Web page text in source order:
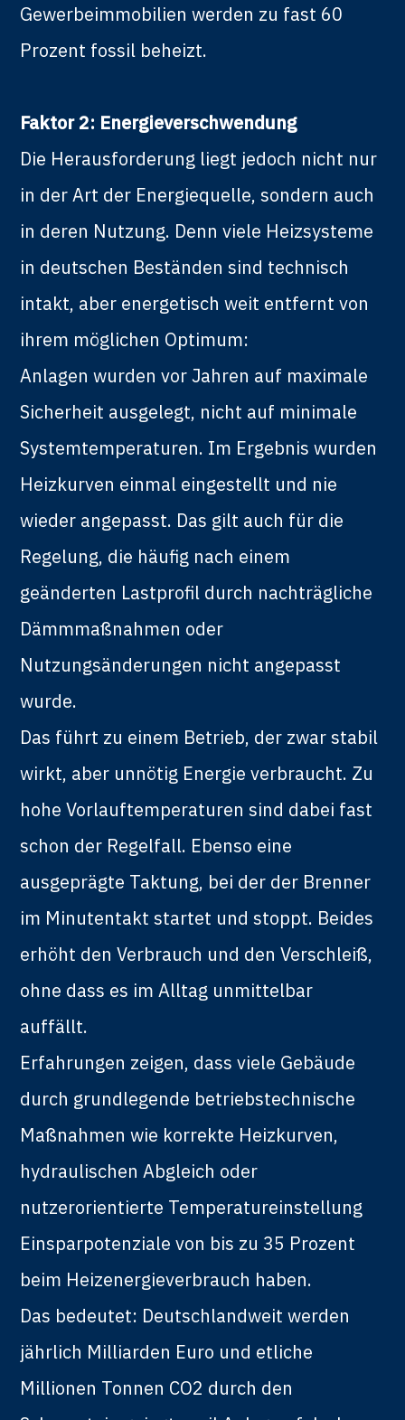
Gewerbeimmobilien werden zu fast 60
Prozent fossil beheizt.
Faktor 2: Energieverschwendung
Die Herausforderung liegt jedoch nicht nur
in der Art der Energiequelle, sondern auch
in deren Nutzung. Denn viele Heizsysteme
in deutschen Beständen sind technisch
intakt, aber energetisch weit entfernt von
ihrem möglichen Optimum:
Anlagen wurden vor Jahren auf maximale
Sicherheit ausgelegt, nicht auf minimale
Systemtemperaturen. Im Ergebnis wurden
Heizkurven einmal eingestellt und nie
wieder angepasst. Das gilt auch für die
Regelung, die häufig nach einem
geänderten Lastprofil durch nachträgliche
Dämmmaßnahmen oder
Nutzungsänderungen nicht angepasst
wurde.
Das führt zu einem Betrieb, der zwar stabil
wirkt, aber unnötig Energie verbraucht. Zu
hohe Vorlauftemperaturen sind dabei fast
schon der Regelfall. Ebenso eine
ausgeprägte Taktung, bei der der Brenner
im Minutentakt startet und stoppt. Beides
erhöht den Verbrauch und den Verschleiß,
ohne dass es im Alltag unmittelbar
auffällt.
Erfahrungen zeigen, dass viele Gebäude
durch grundlegende betriebstechnische
Maßnahmen wie korrekte Heizkurven,
hydraulischen Abgleich oder
nutzerorientierte Temperatureinstellung
Einsparpotenziale von bis zu 35 Prozent
beim Heizenergieverbrauch haben.
Das bedeutet: Deutschlandweit werden
jährlich Milliarden Euro und etliche
Millionen Tonnen CO2 durch den